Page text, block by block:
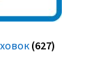
(627)